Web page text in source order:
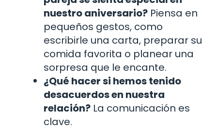
nuestro aniversario? Piensa en
pequeños gestos, como
escribirle una carta, preparar su
comida favorita o planear una
sorpresa que le encante.
¿Qué hacer si hemos tenido
desacuerdos en nuestra
relación? La comunicación es
clave.